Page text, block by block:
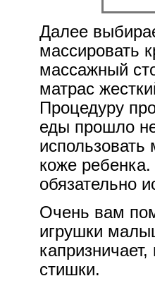
Далее
массировать
массажный
матрас
Процедуру
еды прошло
коже
обязательно
Очень вам
игрушки
стишки.